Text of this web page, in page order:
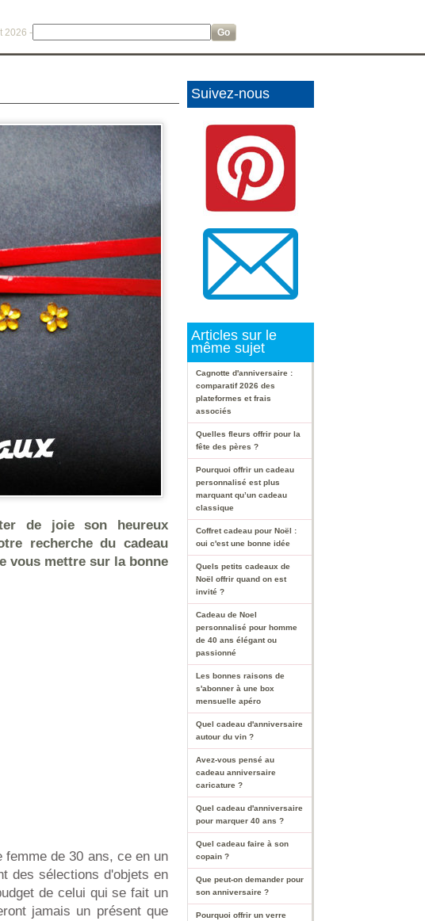
2026 -
de joie son heureux
recherche du cadeau
vous mettre sur la bonne
femme de 30 ans, ce en un
des sélections d'objets en
de celui qui se fait un
jamais un présent que
Suivez-nous
Articles sur le
même sujet
Cagnotte d'anniversaire :
comparatif 2026 des
plateformes et frais
associés
Quelles fleurs offrir pour la
fête des pères ?
Pourquoi offrir un cadeau
personnalisé est plus
marquant qu’un cadeau
classique
Coffret cadeau pour Noël :
oui c'est une bonne idée
Quels petits cadeaux de
Noël offrir quand on est
invité ?
Cadeau de Noel
personnalisé pour homme
de 40 ans élégant ou
passionné
Les bonnes raisons de
s'abonner à une box
mensuelle apéro
Quel cadeau d'anniversaire
autour du vin ?
Avez-vous pensé au
cadeau anniversaire
caricature ?
Quel cadeau d'anniversaire
pour marquer 40 ans ?
Quel cadeau faire à son
copain ?
Que peut-on demander pour
son anniversaire ?
Pourquoi offrir un verre